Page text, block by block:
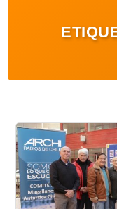
ENTRETENIMIENTO
AUDIOS
VIDEOS
GALERIA DE